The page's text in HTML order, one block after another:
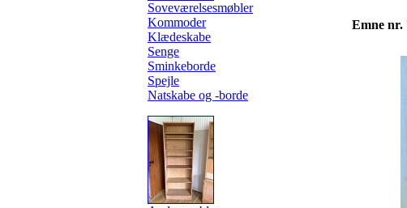
Soveværelsesmøbler
Kommoder
Klædeskabe
Senge
Sminkeborde
Spejle
Natskabe og -borde
Emne nr.